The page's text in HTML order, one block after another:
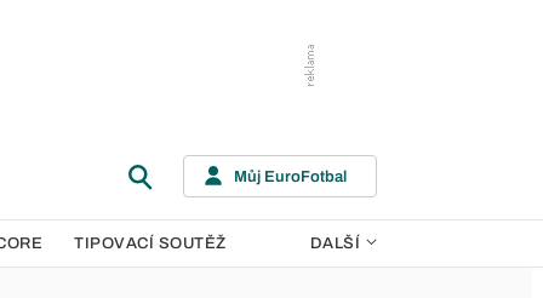
Můj EuroFotbal
TIPOVACÍ SOUTĚŽ DALŠÍ